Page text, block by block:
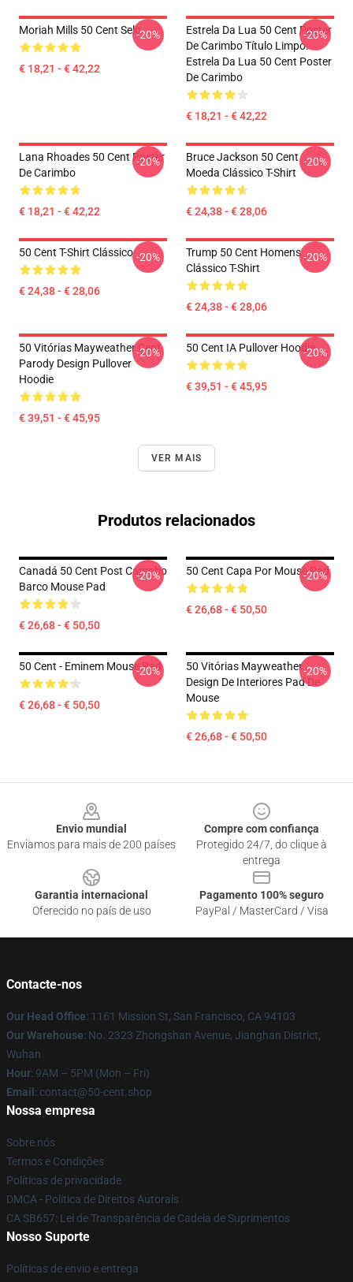
Moriah Mills 50 Cent Selo
€ 18,21 - € 42,22
-20%
Estrela Da Lua 50 Cent Poster
De Carimbo Título Limpo:
Estrela Da Lua 50 Cent Poster
De Carimbo
€ 18,21 - € 42,22
-20%
Lana Rhoades 50 Cent Poster
De Carimbo
€ 18,21 - € 42,22
-20%
Bruce Jackson 50 Cent
Moeda Clássico T-Shirt
€ 24,38 - € 28,06
-20%
50 Cent T-Shirt Clássico
€ 24,38 - € 28,06
-20%
Trump 50 Cent Homens
Clássico T-Shirt
€ 24,38 - € 28,06
-20%
50 Vitórias Mayweather Cent
Parody Design Pullover
Hoodie
€ 39,51 - € 45,95
-20% 50 Cent IA Pullover Hoodie
€ 39,51 - € 45,95
-20%
VER MAIS
Produtos relacionados
Canadá 50 Cent Post Carimbo
Barco Mouse Pad
€ 26,68 - € 50,50
-20% 50 Cent Capa Por Mouse Pad
€ 26,68 - € 50,50
-20%
50 Cent - Eminem Mouse Pad
€ 26,68 - € 50,50
-20%
50 Vitórias Mayweather
Design De Interiores Pad De
Mouse
€ 26,68 - € 50,50
-20%
Envio mundial
Enviamos para mais de 200 países
Compre com confiança
Protegido 24/7, do clique à
entrega
Garantia internacional
Oferecido no país de uso
Pagamento 100% seguro
PayPal / MasterCard / Visa
Contacte-nos
Our Head Office: 1161 Mission St, San Francisco, CA 94103
Our Warehouse: No. 2323 Zhongshan Avenue, Jianghan District,
Wuhan
Hour: 9AM – 5PM (Mon – Fri)
Email : contact@50-cent.shop
Nossa empresa
Sobre nós
Termos e Condições
Políticas de privacidade
DMCA - Política de Direitos Autorais
CA SB657: Lei de Transparência de Cadeia de Suprimentos
Nosso Suporte
Políticas de envio e entrega